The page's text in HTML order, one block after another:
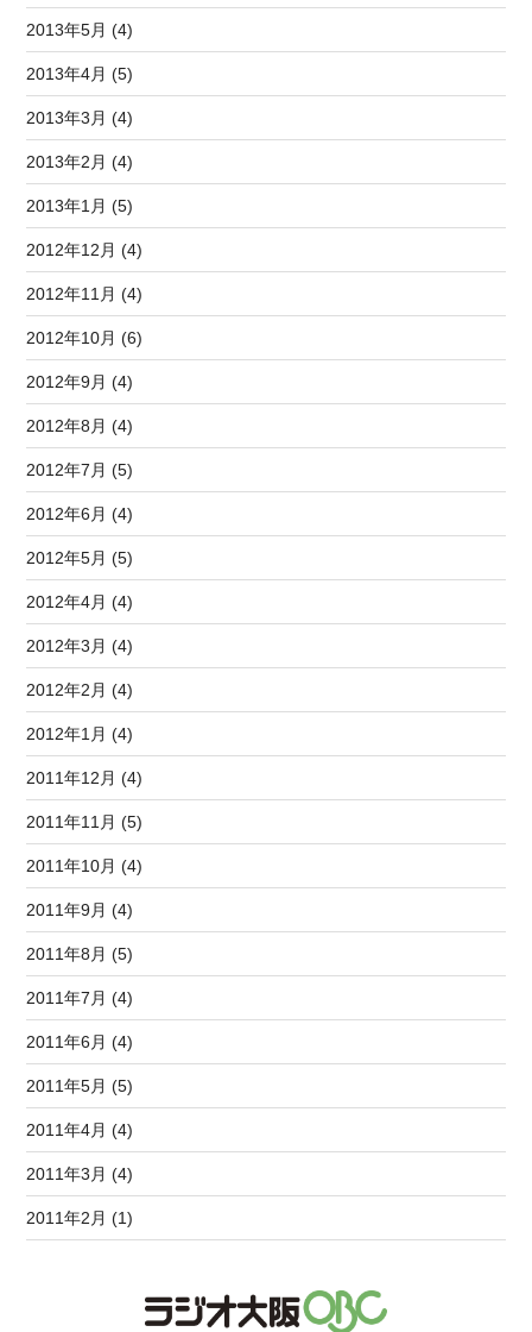
2013年5月 (4)
2013年4月 (5)
2013年3月 (4)
2013年2月 (4)
2013年1月 (5)
2012年12月 (4)
2012年11月 (4)
2012年10月 (6)
2012年9月 (4)
2012年8月 (4)
2012年7月 (5)
2012年6月 (4)
2012年5月 (5)
2012年4月 (4)
2012年3月 (4)
2012年2月 (4)
2012年1月 (4)
2011年12月 (4)
2011年11月 (5)
2011年10月 (4)
2011年9月 (4)
2011年8月 (5)
2011年7月 (4)
2011年6月 (4)
2011年5月 (5)
2011年4月 (4)
2011年3月 (4)
2011年2月 (1)